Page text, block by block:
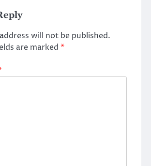
will not be published.
are marked *